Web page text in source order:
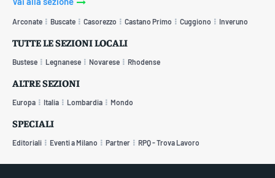
Arconate Buscate Casorezzo Castano Primo Cuggiono Inveruno
TUTTE LE SEZIONI LOCALI
Bustese Legnanese Novarese Rhodense
ALTRE SEZIONI
Europa Italia Lombardia Mondo
SPECIALI
Editoriali Eventi a Milano Partner RPQ - Trova Lavoro